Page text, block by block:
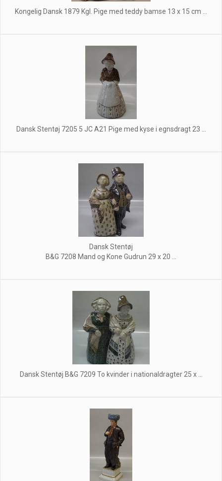
Kongelig Dansk 1879 Kgl. Pige med teddy bamse 13 x 15 cm ...
Dansk Stentøj 7205 5 JC A21 Pige med kyse i egnsdragt 23 ...
Dansk Stentøj
B&G 7208 Mand og Kone Gudrun 29 x 20 ...
Dansk Stentøj B&G 7209 To kvinder i nationaldragter 25 x ...